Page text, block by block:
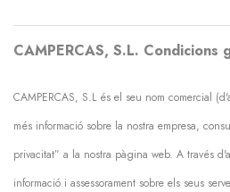
CAMPERCAS, S.L. Condicions
CAMPERCAS, S.L és el seu nom comercial
més informació sobre la nostra empresa,
privacitat” a la nostra pàgina web. A través
informació i assessorament sobre els seus